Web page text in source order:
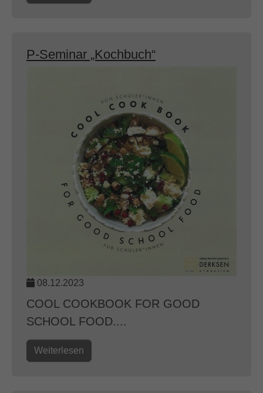
P-Seminar „Kochbuch“
08.12.2023
COOL COOKBOOK FOR GOOD
SCHOOL FOOD....
Weiterlesen